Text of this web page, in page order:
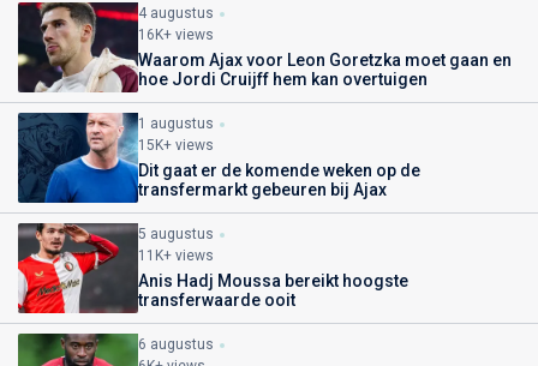
4 augustus
16K+ views
Waarom Ajax voor Leon Goretzka moet gaan en
hoe Jordi Cruijff hem kan overtuigen
1 augustus
15K+ views
Dit gaat er de komende weken op de
transfermarkt gebeuren bij Ajax
5 augustus
11K+ views
Anis Hadj Moussa bereikt hoogste
transferwaarde ooit
6 augustus